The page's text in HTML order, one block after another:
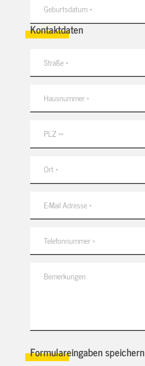
Kontaktdaten
Formulareingaben speichern